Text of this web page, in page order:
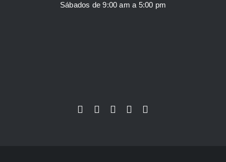
Sábados de 9:00 am a 5:00 pm